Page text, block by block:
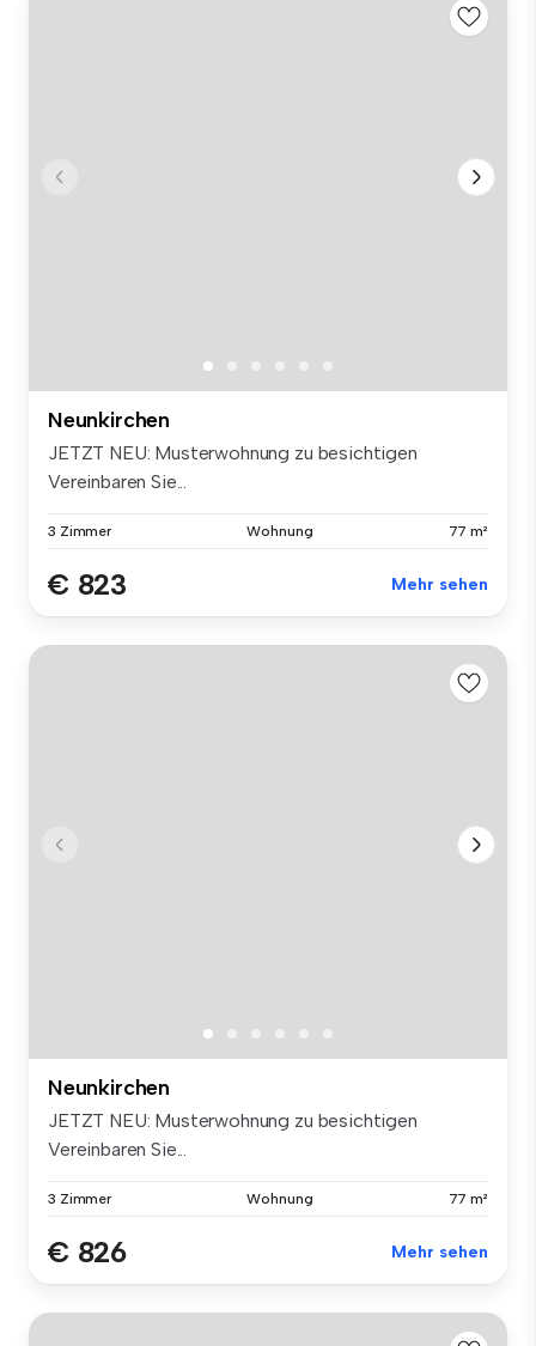
Neunkirchen
JETZT NEU: Musterwohnung zu besichtigen
Vereinbaren Sie...
3 Zimmer Wohnung 77 m²
€ 823 Mehr sehen
Neunkirchen
JETZT NEU: Musterwohnung zu besichtigen
Vereinbaren Sie...
3 Zimmer Wohnung 77 m²
€ 826 Mehr sehen